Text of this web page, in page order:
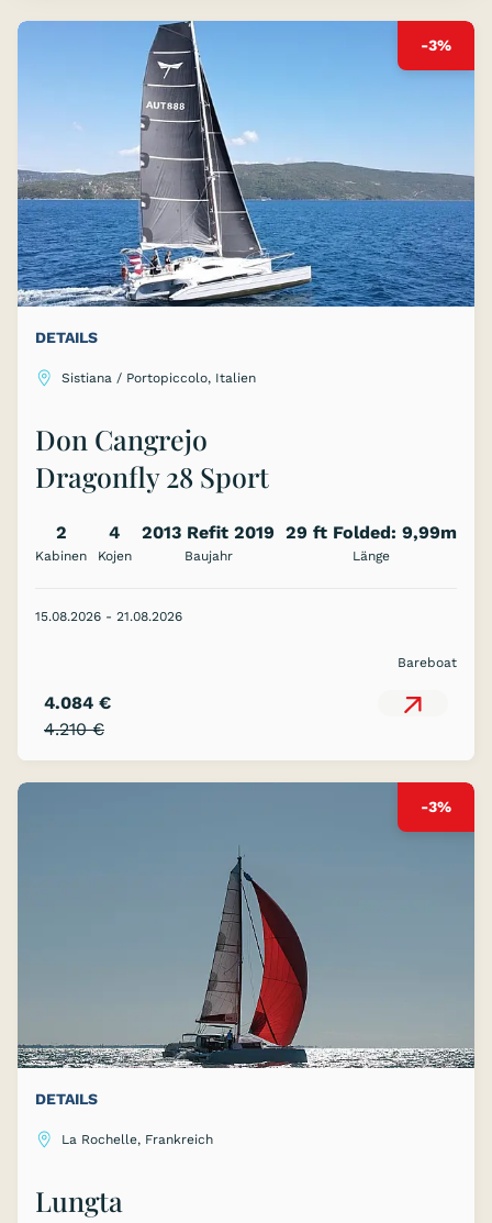
von
-3%
DETAILS
Sistiana / Portopiccolo, Italien
Don Cangrejo
Dragonfly 28 Sport
2
Kabinen
4
Kojen
2013 Refit 2019
Baujahr
29 ft Folded: 9,99m
Länge
15.08.2026 - 21.08.2026
Bareboat
4.210 €
4.084 €
-3%
DETAILS
La Rochelle, Frankreich
Lungta